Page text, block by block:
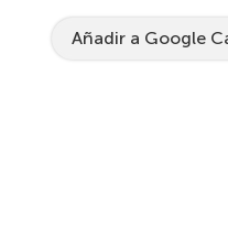
Añadir a Google